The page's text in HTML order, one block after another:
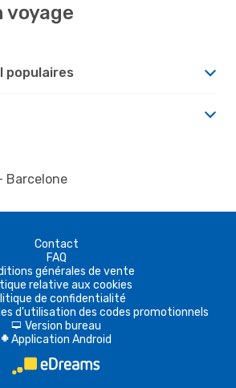
voyage
populaires
Barcelone
Contact
FAQ
générales de vente
relative aux cookies
de confidentialité
d'utilisation des codes promotionnels
d Version bureau
A Application Android